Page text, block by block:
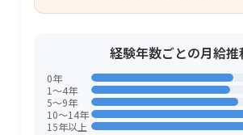
経験年数ごとの月給推
0年
1〜4年
5〜9年
10〜14年
15年以上